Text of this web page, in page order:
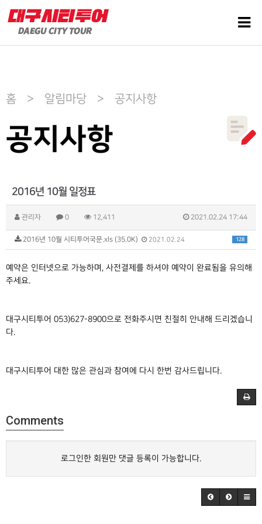
홈 > 알림마당 > 공지사항
공지사항
2016년 10월 일정표
관리자 0 12,411 2021.02.24 17:44
128
2016년 10월 시티투어국문.xls (35.0K) 2021.02.24
예약은 인터넷으로 가능하며, 사전결제를 하셔야 예약이 완료됨을 유의해
주세요.
대구시티투어 053)627-8900으로 전화주시면 친절히 안내해 드리겠습니
다.
대구시티투어 대한 많은 관심과 참여에 다시 한번 감사드립니다.
Comments
로그인한 회원만 댓글 등록이 가능합니다.